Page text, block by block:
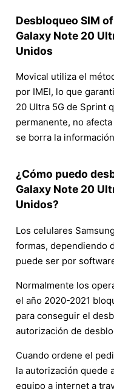
Desbloqueo SIM
Galaxy Note 20
Unidos
Movical utiliza el
por IMEI, lo que
20 Ultra 5G de Sprint
permanente, no
se borra la
¿Cómo puedo
Galaxy Note 20
Unidos?
Los celulares
formas, dependiendo
puede ser por
Normalmente los
el año 2020-2021
para conseguir el
autorización de
Cuando ordene el
la autorización quede
equipo a internet a